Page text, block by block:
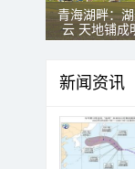
青海湖畔：
云 天地铺成
新闻资讯